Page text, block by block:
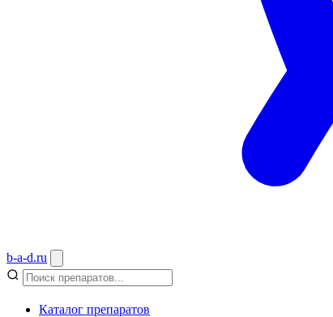
b-a-d.ru
Каталог препаратов